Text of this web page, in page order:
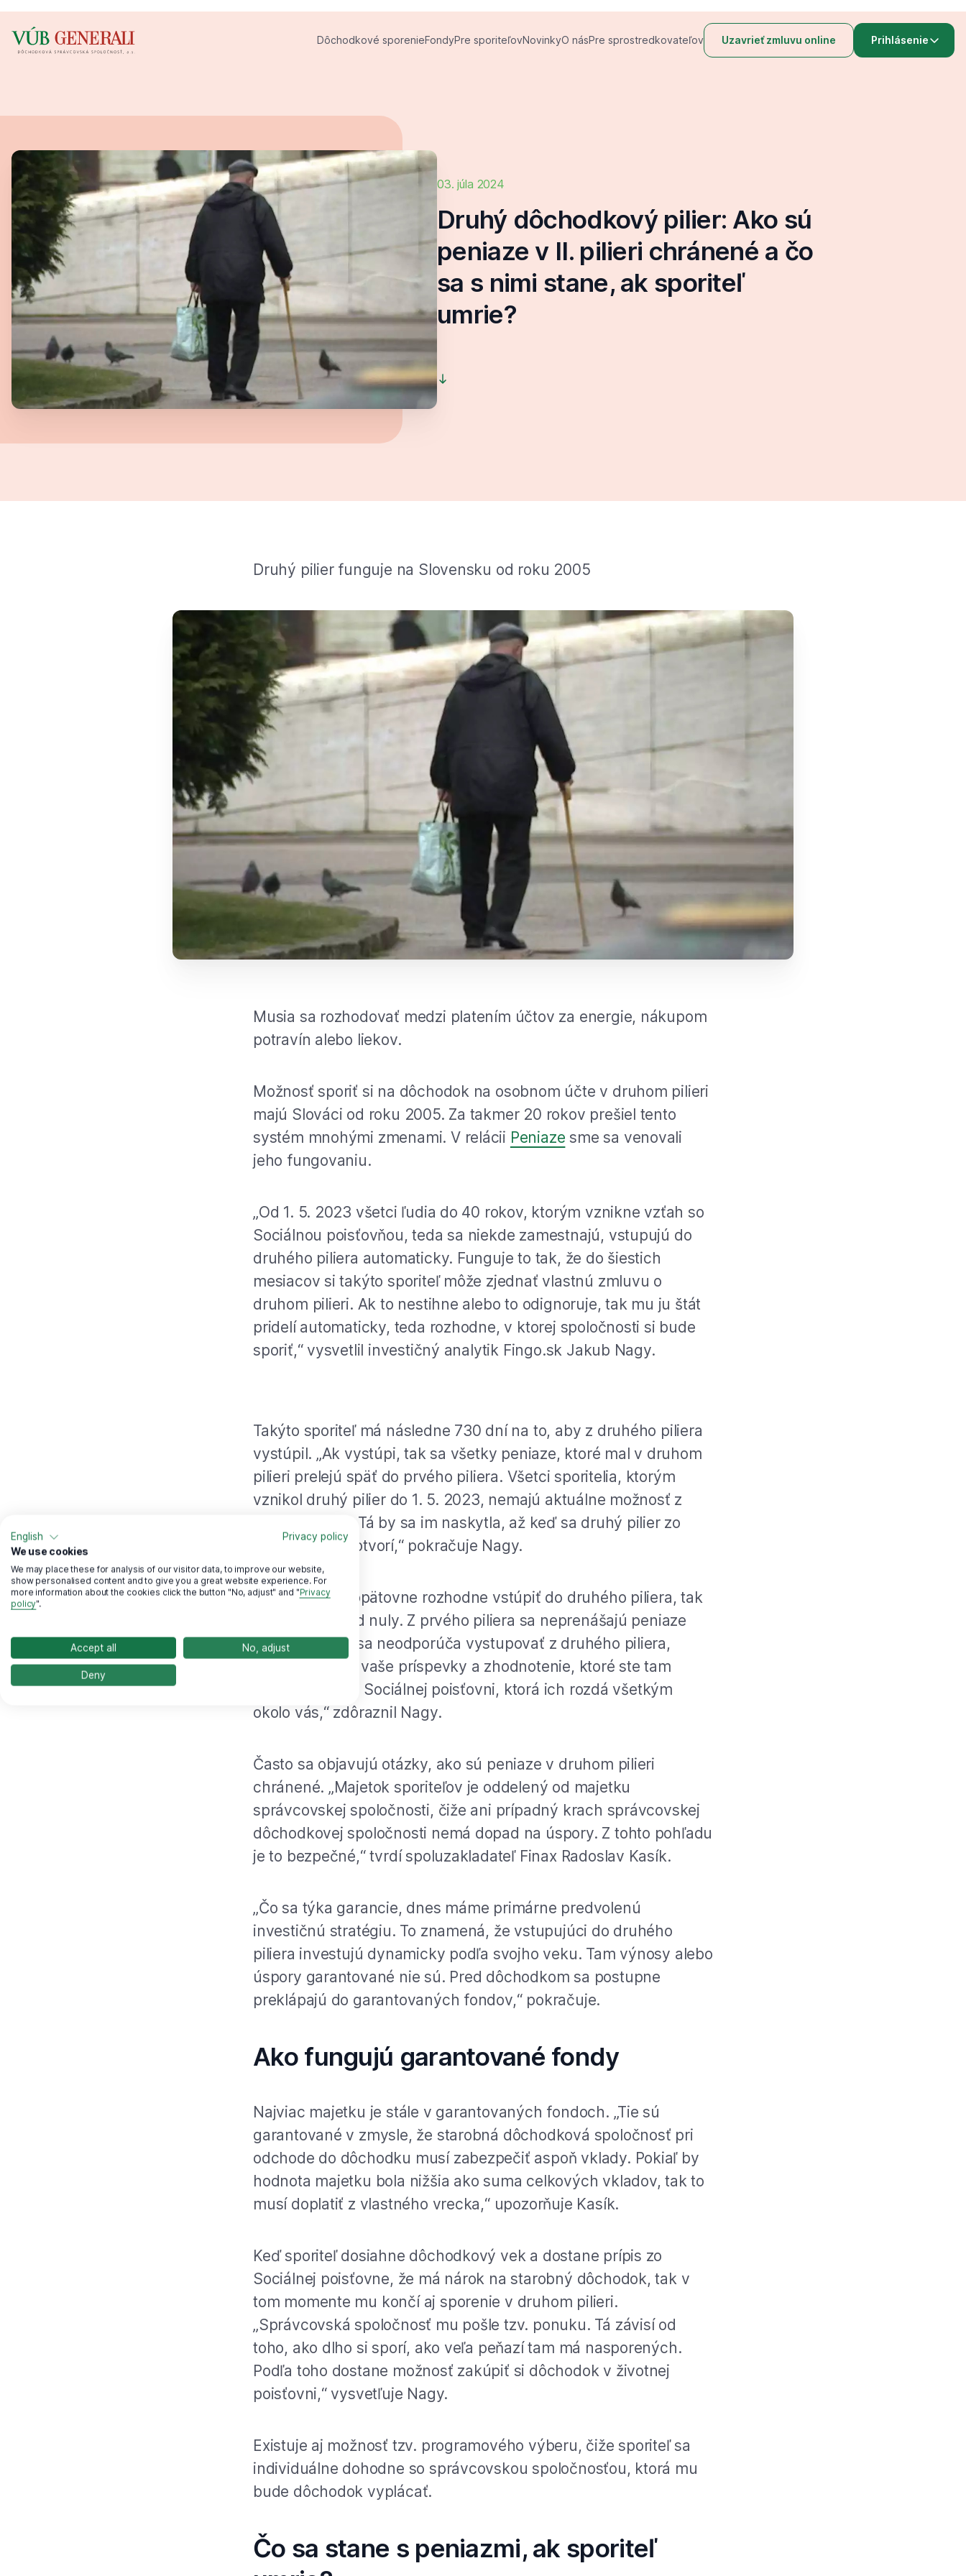
English
Privacy policy
We use cookies
We may place these for analysis of our visitor data, to improve our website,
show personalised content and to give you a great website experience. For
more information about the cookies click the button "No, adjust" and "Privacy
policy".
Accept all No, adjust
Deny
Dôchodkové sporenieFondyPre sporiteľovNovinkyO násPre sprostredkovateľov Uzavrieť zmluvu online Prihlásenie
03. júla 2024
Druhý dôchodkový pilier: Ako sú
peniaze v II. pilieri chránené a čo
sa s nimi stane, ak sporiteľ
umrie?
Druhý pilier funguje na Slovensku od roku 2005
Musia sa rozhodovať medzi platením účtov za energie, nákupom
potravín alebo liekov.
Možnosť sporiť si na dôchodok na osobnom účte v druhom pilieri
majú Slováci od roku 2005. Za takmer 20 rokov prešiel tento
systém mnohými zmenami. V relácii Peniaze sme sa venovali
jeho fungovaniu.
„Od 1. 5. 2023 všetci ľudia do 40 rokov, ktorým vznikne vzťah so
Sociálnou poisťovňou, teda sa niekde zamestnajú, vstupujú do
druhého piliera automaticky. Funguje to tak, že do šiestich
mesiacov si takýto sporiteľ môže zjednať vlastnú zmluvu o
druhom pilieri. Ak to nestihne alebo to odignoruje, tak mu ju štát
pridelí automaticky, teda rozhodne, v ktorej spoločnosti si bude
sporiť,“ vysvetlil investičný analytik Fingo.sk Jakub Nagy.
Takýto sporiteľ má následne 730 dní na to, aby z druhého piliera
vystúpil. „Ak vystúpi, tak sa všetky peniaze, ktoré mal v druhom
pilieri prelejú späť do prvého piliera. Všetci sporitelia, ktorým
vznikol druhý pilier do 1. 5. 2023, nemajú aktuálne možnosť z
neho vystúpiť. Tá by sa im naskytla, až keď sa druhý pilier zo
zákona znova otvorí,“ pokračuje Nagy.
Ak sa sporiteľ opätovne rozhodne vstúpiť do druhého piliera, tak
začína sporiť od nuly. Z prvého piliera sa neprenášajú peniaze
naspäť. „Preto sa neodporúča vystupovať z druhého piliera,
pretože všetky vaše príspevky a zhodnotenie, ktoré ste tam
získali sa vrátia Sociálnej poisťovni, ktorá ich rozdá všetkým
okolo vás,“ zdôraznil Nagy.
Často sa objavujú otázky, ako sú peniaze v druhom pilieri
chránené. „Majetok sporiteľov je oddelený od majetku
správcovskej spoločnosti, čiže ani prípadný krach správcovskej
dôchodkovej spoločnosti nemá dopad na úspory. Z tohto pohľadu
je to bezpečné,“ tvrdí spoluzakladateľ Finax Radoslav Kasík.
„Čo sa týka garancie, dnes máme primárne predvolenú
investičnú stratégiu. To znamená, že vstupujúci do druhého
piliera investujú dynamicky podľa svojho veku. Tam výnosy alebo
úspory garantované nie sú. Pred dôchodkom sa postupne
preklápajú do garantovaných fondov,“ pokračuje.
Ako fungujú garantované fondy
Najviac majetku je stále v garantovaných fondoch. „Tie sú
garantované v zmysle, že starobná dôchodková spoločnosť pri
odchode do dôchodku musí zabezpečiť aspoň vklady. Pokiaľ by
hodnota majetku bola nižšia ako suma celkových vkladov, tak to
musí doplatiť z vlastného vrecka,“ upozorňuje Kasík.
Keď sporiteľ dosiahne dôchodkový vek a dostane prípis zo
Sociálnej poisťovne, že má nárok na starobný dôchodok, tak v
tom momente mu končí aj sporenie v druhom pilieri.
„Správcovská spoločnosť mu pošle tzv. ponuku. Tá závisí od
toho, ako dlho si sporí, ako veľa peňazí tam má nasporených.
Podľa toho dostane možnosť zakúpiť si dôchodok v životnej
poisťovni,“ vysvetľuje Nagy.
Existuje aj možnosť tzv. programového výberu, čiže sporiteľ sa
individuálne dohodne so správcovskou spoločnosťou, ktorá mu
bude dôchodok vyplácať.
Čo sa stane s peniazmi, ak sporiteľ